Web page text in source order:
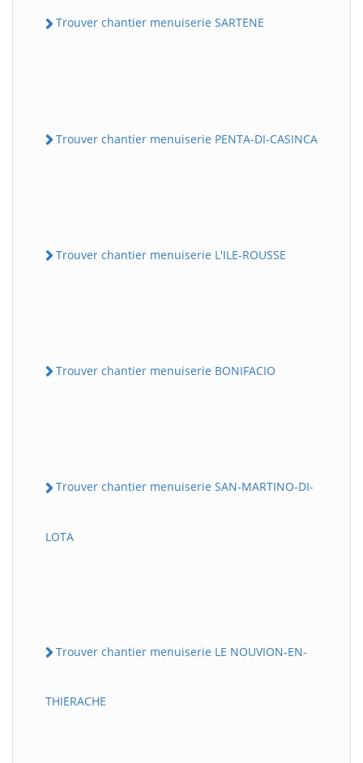
Trouver chantier menuiserie SARTENE
Trouver chantier menuiserie PENTA-DI-CASINCA
Trouver chantier menuiserie L'ILE-ROUSSE
Trouver chantier menuiserie BONIFACIO
Trouver chantier menuiserie SAN-MARTINO-DI-
LOTA
Trouver chantier menuiserie LE NOUVION-EN-
THIERACHE